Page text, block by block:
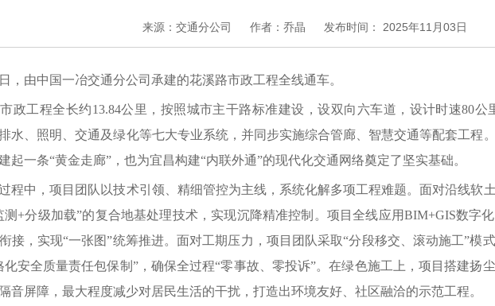
来源：交通分公司 作者：乔晶 发布时间： 2025年11月03日
由中国一冶交通分公司承建的花溪路市政工程全线通车。
工程全长约13.84公里，按照城市主干路标准建设，设双向六车道，设计时速80公
水、照明、交通及绿化等七大专业系统，并同步实施综合管廊、智慧交通等配套工程
起一条“黄金走廊”，也为宜昌构建“内联外通”的现代化交通网络奠定了坚实基础。
中，项目团队以技术引领、精细管控为主线，系统化解多项工程难题。面对沿线软
测+分级加载”的复合地基处理技术，实现沉降精准控制。项目全线应用BIM+GIS数字
接，实现“一张图”统筹推进。面对工期压力，项目团队采取“分段移交、滚动施工”模
化安全质量责任包保制”，确保全过程“零事故、零投诉”。在绿色施工上，项目搭建扬
音屏障，最大程度减少对居民生活的干扰，打造出环境友好、社区融洽的示范工程。